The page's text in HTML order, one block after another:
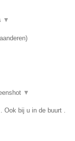
▼
)
▼
Ook bij u in de buurt .